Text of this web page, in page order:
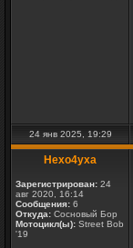
24 янв 2025, 19:29
Hexo4yxa
Зарегистрирован: 24
авг 2020, 16:14
Сообщения: 6
Откуда: Сосновый Бор
Мотоцикл(ы): Street Bob
'19